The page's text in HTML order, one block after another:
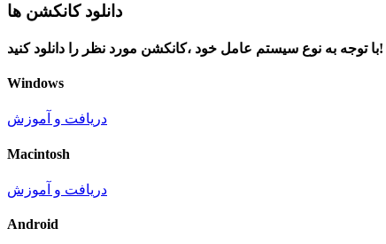
دانلود کانکشن ها
با توجه به نوع سیستم عامل خود ،کانکشن مورد نظر را دانلود کنید!
Windows
دریافت و آموزش
Macintosh
دریافت و آموزش
Android